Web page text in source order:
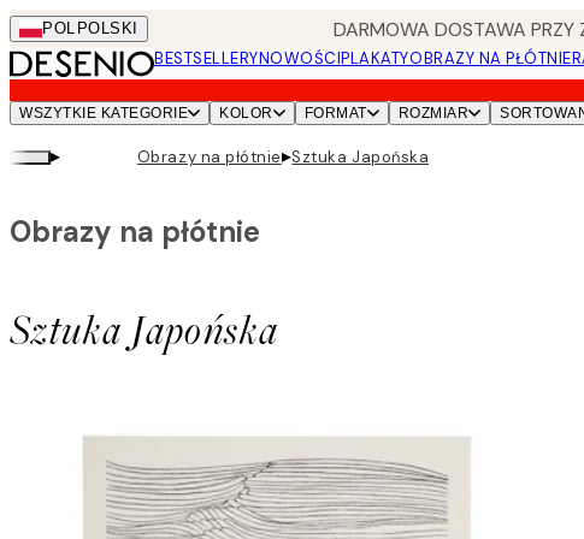
Skip
to
main
content.
POL POLSKI DARMOWA DOSTAWA PRZY
BESTSELLERYNOWOŚCIPLAKATYOBRAZY NA PŁÓTNIE
WSZYTKIE KATEGORIE KOLOR FORMAT ROZMIAR
▸ Obrazy na płótnie▸Sztuka Japońska
Sztuka Japońska
Obrazy na płótnie